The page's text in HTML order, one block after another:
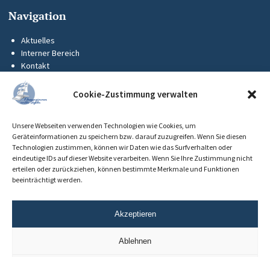
Cookie-Zustimmung verwalten
Unsere Webseiten verwenden Technologien wie Cookies, um
Geräteinformationen zu speichern bzw. darauf zuzugreifen. Wenn Sie diesen
Technologien zustimmen, können wir Daten wie das Surfverhalten oder
eindeutige IDs auf dieser Website verarbeiten. Wenn Sie Ihre Zustimmung nicht
erteilen oder zurückziehen, können bestimmte Merkmale und Funktionen
beeinträchtigt werden.
Akzeptieren
Ablehnen
Navigation
Aktuelles
Interner Bereich
Kontakt
Impressum
Datenschutz
Cookie-Richtlinie (EU)